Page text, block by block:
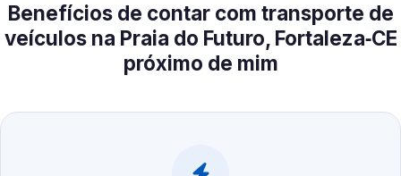
Benefícios de contar com transporte de
veículos na Praia do Futuro, Fortaleza‑CE
próximo de mim